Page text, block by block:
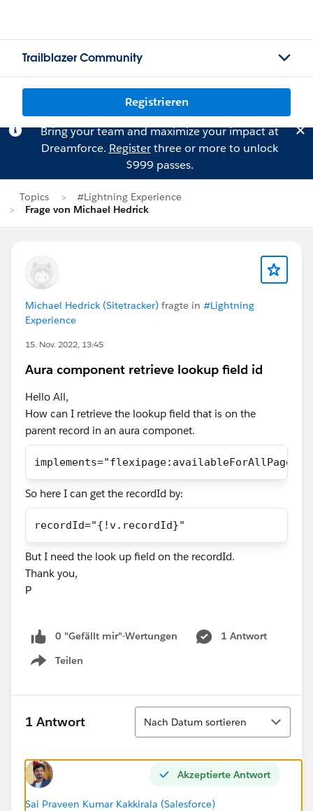
Trailblazer Community
Registrieren
Bring your team and maximize your impact at
Dreamforce. Registerthree or more to unlock
$999 passes.
Topics
#Lightning Experience
Frage von Michael Hedrick
Michael Hedrick (Sitetracker) fragte in #Lightning
Experience
15. Nov. 2022, 13:45
Aura component retrieve lookup field id
Hello All,
How can I retrieve the lookup field that is on the
parent record in an aura componet.
So here I can get the recordId by:
recordId="{!v.recordId}"
But I need the look up field on the recordId.
Thank you,
P
0 "Gefällt mir"-Wertungen
1 Antwort
Teilen
Show menu
1 Antwort
Sortieren
Nach Datum sortieren
Akzeptierte Antwort
Sai Praveen Kumar Kakkirala (Salesforce)